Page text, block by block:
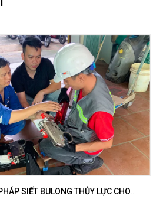
SIẾT BULONG THỦY LỰC CHO